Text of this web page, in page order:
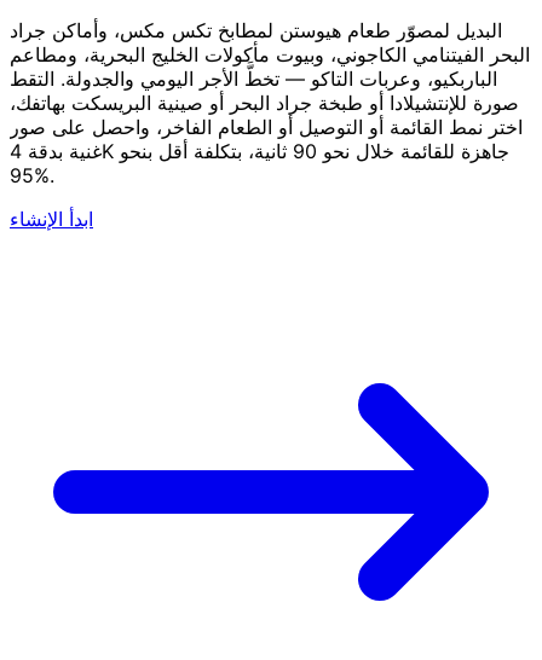
البديل لمصوّر طعام هيوستن لمطابخ تكس مكس، وأماكن جراد
البحر الفيتنامي الكاجوني، وبيوت مأكولات الخليج البحرية، ومطاعم
الباربكيو، وعربات التاكو — تخطَّ الأجر اليومي والجدولة. التقط
صورة للإنتشيلادا أو طبخة جراد البحر أو صينية البريسكت بهاتفك،
اختر نمط القائمة أو التوصيل أو الطعام الفاخر، واحصل على صور
غنية بدقة 4K جاهزة للقائمة خلال نحو 90 ثانية، بتكلفة أقل بنحو
95%.
ابدأ الإنشاء